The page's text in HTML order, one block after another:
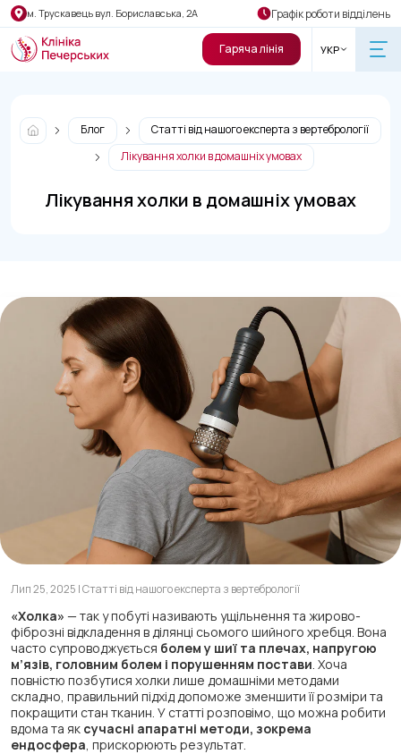
м. Трускавець вул. Бориславська, 2А Графік роботи відділень
Гаряча лінія УКР
Блог
Статті від нашого експерта з вертебрології
Лікування холки в домашніх умовах
Лікування холки в домашніх умовах
Лип 25, 2025 | Статті від нашого експерта з вертебрології
«Холка» — так у побуті називають ущільнення та жирово-
фіброзні відкладення в ділянці сьомого шийного хребця. Вона
часто супроводжується болем у шиї та плечах, напругою
м’язів, головним болем і порушенням постави . Хоча
повністю позбутися холки лише домашніми методами
складно, правильний підхід допоможе зменшити її розміри та
покращити стан тканин. У статті розповімо, що можна робити
вдома та як сучасні апаратні методи, зокрема
ендосфера , прискорюють результат.